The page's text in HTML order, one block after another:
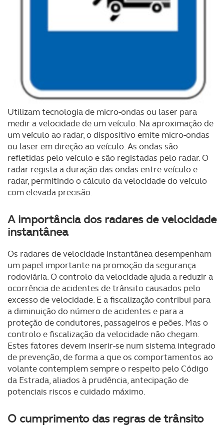
Utilizam tecnologia de micro-ondas ou laser para
medir a velocidade de um veículo. Na aproximação de
um veículo ao radar, o dispositivo emite micro-ondas
ou laser em direção ao veículo. As ondas são
refletidas pelo veículo e são registadas pelo radar. O
radar regista a duração das ondas entre veículo e
radar, permitindo o cálculo da velocidade do veículo
com elevada precisão.
A importância dos radares de velocidade
instantânea
Os radares de velocidade instantânea desempenham
um papel importante na promoção da segurança
rodoviária. O controlo da velocidade ajuda a reduzir a
ocorrência de acidentes de trânsito causados pelo
excesso de velocidade. E a fiscalização contribui para
a diminuição do número de acidentes e para a
proteção de condutores, passageiros e peões. Mas o
controlo e fiscalização da velocidade não chegam.
Estes fatores devem inserir-se num sistema integrado
de prevenção, de forma a que os comportamentos ao
volante contemplem sempre o respeito pelo Código
da Estrada, aliados à prudência, antecipação de
potenciais riscos e cuidado máximo.
O cumprimento das regras de trânsito